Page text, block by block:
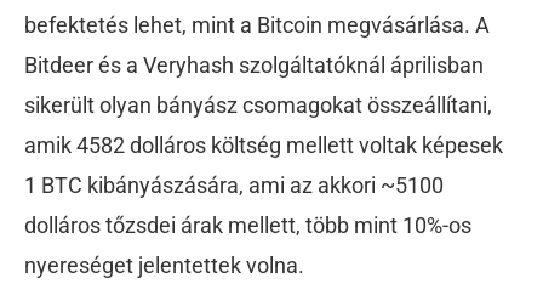
befektetés lehet, mint a Bitcoin megvásárlása. A
Bitdeer és a Veryhash szolgáltatóknál áprilisban
sikerült olyan bányász csomagokat összeállítani,
amik 4582 dolláros költség mellett voltak képesek
1 BTC kibányászására, ami az akkori ~5100
dolláros tőzsdei árak mellett, több mint 10%-os
nyereséget jelentettek volna.